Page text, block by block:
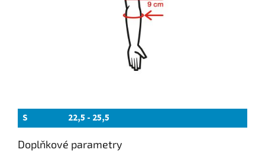
S 22,5 - 25,5
Doplňkové parametry